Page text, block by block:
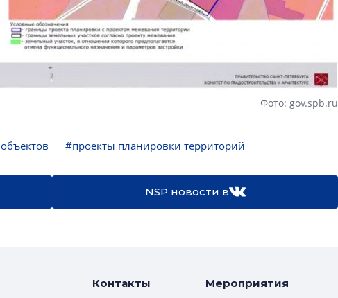
Фото: gov.spb.ru
#проекты планировки территорий
NSP новости в
Контакты Мероприятия